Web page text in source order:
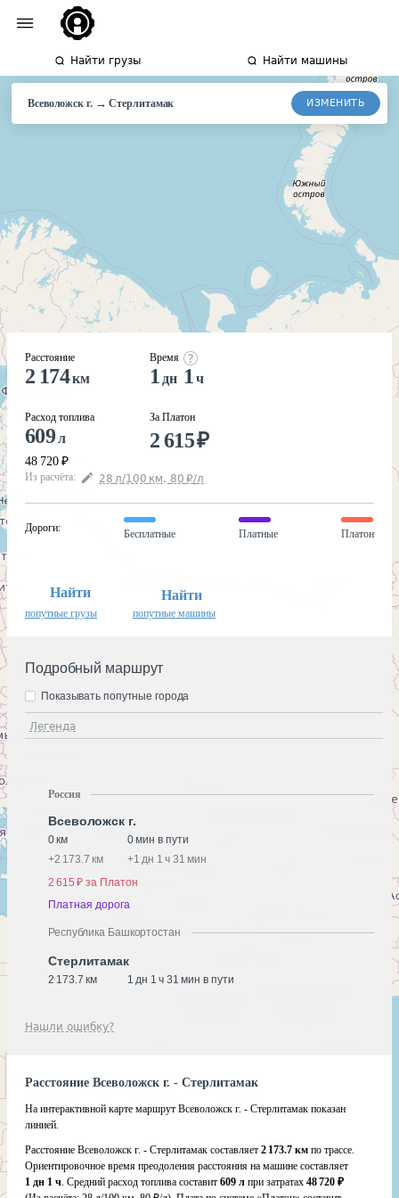
Найти грузы Найти машины
Всеволожск г.→Стерлитамак ИЗМЕНИТЬ
Расстояние
2 174км
Расход топлива
609л
48 720 ₽
Время
1 дн 1 ч
За Платон
2 615₽
Из расчёта: 28 л/100 км, 80 ₽/л
Дороги:
Бесплатные Платные Платон
Найти
попутные грузы
Найти
попутные машины
Подробный маршрут
Легенда
Показывать попутные города
Россия
Всеволожск г.
0 км
0 мин в пути
+2 173.7 км +1 дн 1 ч 31 мин
2 615 ₽ за Платон
Платная дорога
Республика Башкортостан
Стерлитамак
2 173.7 км 1 дн 1 ч 31 мин в пути
Нашли ошибку?
Расстояние Всеволожск г. - Стерлитамак
На интерактивной карте маршрут Всеволожск г. - Стерлитамак показан
линией.
Расстояние Всеволожск г. - Стерлитамак составляет 2 173.7 км по трассе.
Ориентировочное время преодоления расстояния на машине составляет
1 дн 1 ч. Средний расход топлива составит 609 л при затратах 48 720 ₽